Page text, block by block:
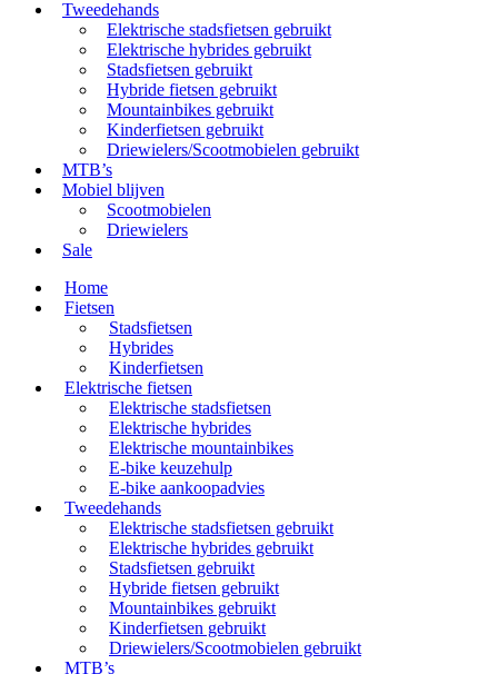
Tweedehands
Elektrische stadsfietsen gebruikt
Elektrische hybrides gebruikt
Stadsfietsen gebruikt
Hybride fietsen gebruikt
Mountainbikes gebruikt
Kinderfietsen gebruikt
Driewielers/Scootmobielen gebruikt
MTB’s
Mobiel blijven
Scootmobielen
Driewielers
Sale
Home
Fietsen
Stadsfietsen
Hybrides
Kinderfietsen
Elektrische fietsen
Elektrische stadsfietsen
Elektrische hybrides
Elektrische mountainbikes
E-bike keuzehulp
E-bike aankoopadvies
Tweedehands
Elektrische stadsfietsen gebruikt
Elektrische hybrides gebruikt
Stadsfietsen gebruikt
Hybride fietsen gebruikt
Mountainbikes gebruikt
Kinderfietsen gebruikt
Driewielers/Scootmobielen gebruikt
MTB’s